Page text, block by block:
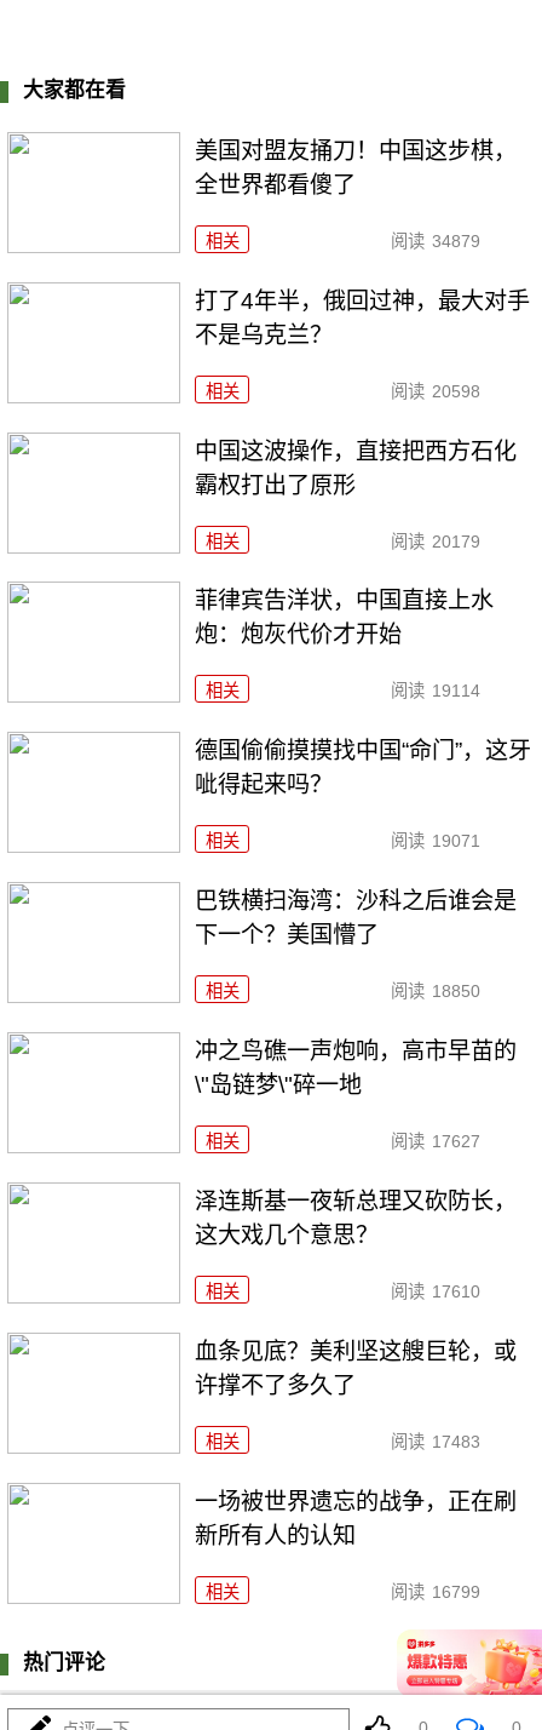
大家都在看
美国对盟友捅刀！中国这步棋，
全世界都看傻了
相关 阅读 34879
打了4年半，俄回过神，最大对手
不是乌克兰？
相关 阅读 20598
中国这波操作，直接把西方石化
霸权打出了原形
相关 阅读 20179
菲律宾告洋状，中国直接上水
炮：炮灰代价才开始
相关 阅读 19114
德国偷偷摸摸找中国“命门”，这牙
呲得起来吗？
相关 阅读 19071
巴铁横扫海湾：沙科之后谁会是
下一个？美国懵了
相关 阅读 18850
冲之鸟礁一声炮响，高市早苗的
\"岛链梦\"碎一地
相关 阅读 17627
泽连斯基一夜斩总理又砍防长，
这大戏几个意思？
相关 阅读 17610
血条见底？美利坚这艘巨轮，或
许撑不了多久了
相关 阅读 17483
一场被世界遗忘的战争，正在刷
新所有人的认知
相关 阅读 16799
热门评论
0 条评论 登陆